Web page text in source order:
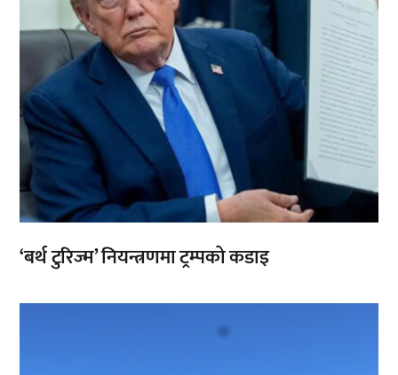
‘बर्थ टुरिज्म’ नियन्त्रणमा ट्रम्पको कडाइ